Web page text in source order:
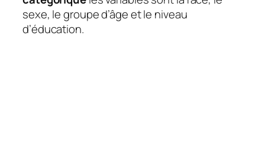
sexe, le groupe d’âge et le niveau
d’éducation.